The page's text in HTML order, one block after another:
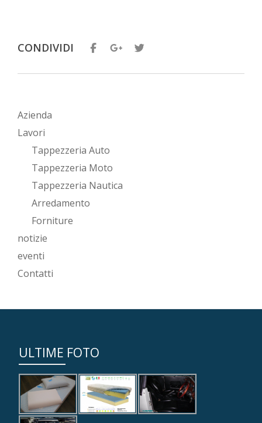
CONDIVIDI
Azienda
Lavori
Tappezzeria Auto
Tappezzeria Moto
Tappezzeria Nautica
Arredamento
Forniture
notizie
eventi
Contatti
ULTIME FOTO